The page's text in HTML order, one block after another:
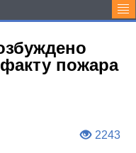
пожара
2243